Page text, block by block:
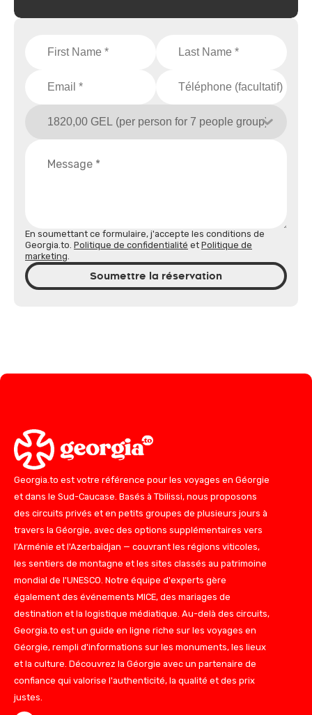
En soumettant ce formulaire, j'accepte les conditions de
Georgia.to. Politique de confidentialité et Politique de
marketing.
Soumettre la réservation
Georgia.to est votre référence pour les voyages en Géorgie
et dans le Sud-Caucase. Basés à Tbilissi, nous proposons
des circuits privés et en petits groupes de plusieurs jours à
travers la Géorgie, avec des options supplémentaires vers
l'Arménie et l'Azerbaïdjan — couvrant les régions viticoles,
les sentiers de montagne et les sites classés au patrimoine
mondial de l'UNESCO. Notre équipe d'experts gère
également des événements MICE, des mariages de
destination et la logistique médiatique. Au-delà des circuits,
Georgia.to est un guide en ligne riche sur les voyages en
Géorgie, rempli d'informations sur les monuments, les lieux
et la culture. Découvrez la Géorgie avec un partenaire de
confiance qui valorise l'authenticité, la qualité et des prix
justes.